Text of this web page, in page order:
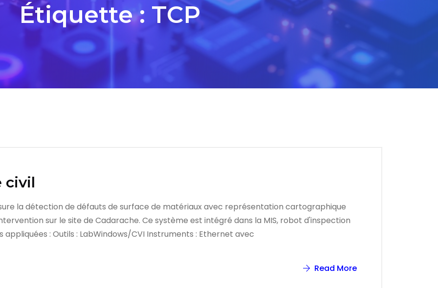
Étiquette : TCP
civil
la détection de défauts de surface de matériaux avec représentation cartographique
sur le site de Cadarache. Ce système est intégré dans la MIS, robot d'inspection
: Outils : LabWindows/CVI Instruments : Ethernet avec
Read More